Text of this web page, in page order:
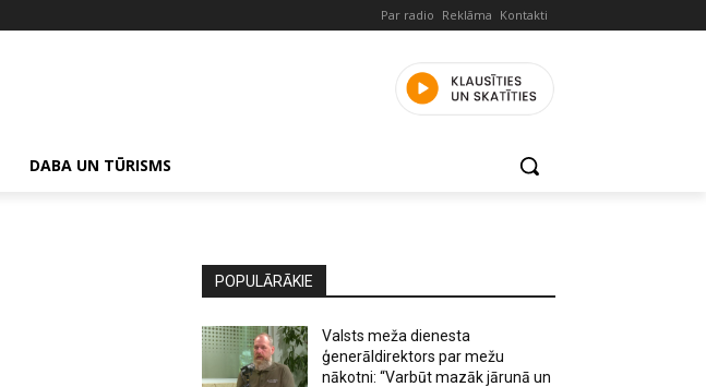
Par radio Reklāma Kontakti
DABA UN TŪRISMS
POPULĀRĀKIE
Valsts meža dienesta
ģenerāldirektors par mežu
nākotni: “Varbūt mazāk jārunā un